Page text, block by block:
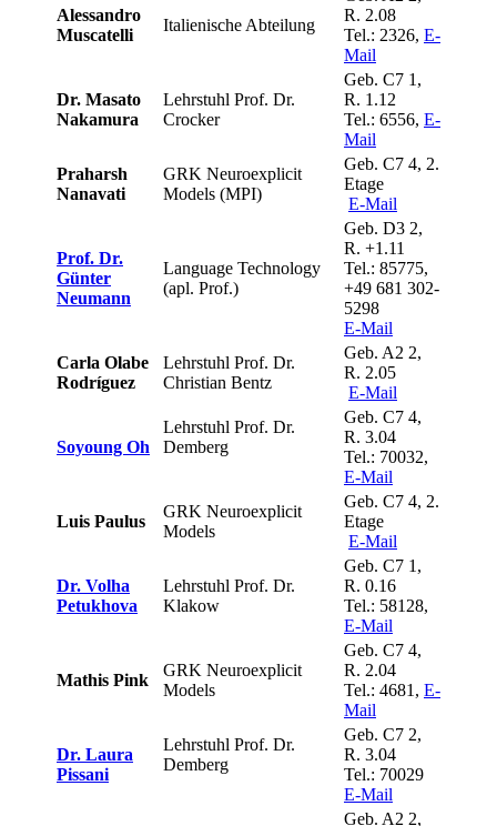
Alessandro
Muscatelli
Italienische Abteilung
R. 2.08
Tel.: 2326, E-
Mail
Dr. Masato
Nakamura
Lehrstuhl Prof. Dr.
Crocker
Geb. C7 1,
R. 1.12
Tel.: 6556, E-
Mail
Praharsh
Nanavati
GRK Neuroexplicit
Models (MPI)
Geb. C7 4, 2.
Etage
E-Mail
Prof. Dr.
Günter
Neumann
Language Technology
(apl. Prof.)
Geb. D3 2,
R. +1.11
Tel.: 85775,
+49 681 302-
5298
E-Mail
Carla Olabe
Rodríguez
Lehrstuhl Prof. Dr.
Christian Bentz
Geb. A2 2,
R. 2.05
E-Mail
Soyoung Oh
Lehrstuhl Prof. Dr.
Demberg
Geb. C7 4,
R. 3.04
Tel.: 70032,
E-Mail
Luis Paulus
GRK Neuroexplicit
Models
Geb. C7 4, 2.
Etage
E-Mail
Dr. Volha
Petukhova
Lehrstuhl Prof. Dr.
Klakow
Geb. C7 1,
R. 0.16
Tel.: 58128,
E-Mail
Mathis Pink
GRK Neuroexplicit
Models
Geb. C7 4,
R. 2.04
Tel.: 4681, E-
Mail
Dr. Laura
Pissani
Lehrstuhl Prof. Dr.
Demberg
Geb. C7 2,
R. 3.04
Tel.: 70029
E-Mail
Geb. A2 2,